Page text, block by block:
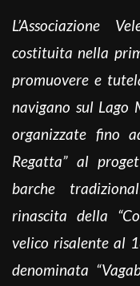
L’Associazione
costituita nella
promuovere e
navigano sul Lago
organizzate fino
Regatta” al
barche
rinascita della
velico risalente al
denominata